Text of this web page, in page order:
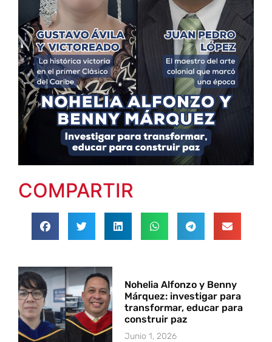
COMPARTIR
Nohelia Alfonzo y Benny
Márquez: investigar para
transformar, educar para
construir paz
Junio 1, 2026